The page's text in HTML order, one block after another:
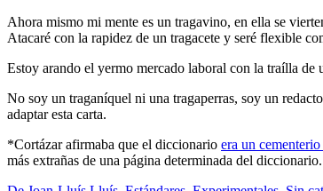
Ahora mismo mi mente es un tragavino, en ella se
Atacaré con la rapidez de un tragacete y seré flexible
Estoy arando el yermo mercado laboral con la traílla
No soy un traganíquel ni una tragaperras, soy un
adaptar esta carta.
*Cortázar afirmaba que el diccionario era un
más extrañas de una página determinada del